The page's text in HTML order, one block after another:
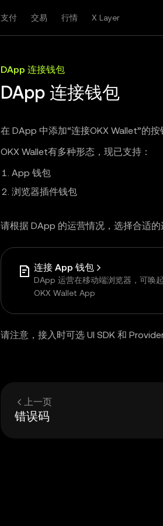
支付 交易 行情 X Layer
DApp 连接钱包
DApp 连接钱包
在 DApp 中添加“连接OKX Wallet”的按
OKX Wallet有多种形态，现已支持：
App 钱包
浏览器插件钱包
请根据 DApp 的运营情况，选择合适的
连接 App 钱包
DApp 运营在移动端浏览器，可唤起
OKX Wallet App
请注意，接入时可选 UI SDK 和
上一页
错误码